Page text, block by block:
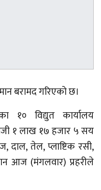
बरामद गरिएको छ।
१० विद्युत कार्यालय
१ लाख १७ हजार ५ सय
दाल, तेल, प्लाष्टिक रसी,
आज (मंगलवार) प्रहरीले